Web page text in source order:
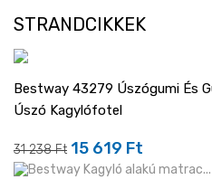
STRANDCIKKEK
-50%
Bestway 43279 Úszógumi És
Úszó Kagylófotel
Regular
price
31 238 Ft Ár
15 619 Ft